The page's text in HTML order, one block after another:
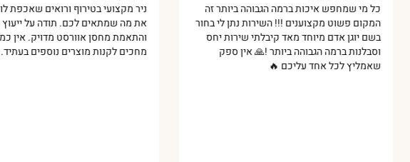
כל מי שמחפש איכות ברמה הגבוהה ביותר זה
המקום פשוט מקצוענים !!! השירות נתן לי בחור
בשם יוגן אדם מיוחד מאד קיבלתי שירות יחס
וסבלנות ברמה הגבוהה ביותר !🙏 אין ספק
שאמליץ לכל אחד עליכם 🔥‏
ניר מקצועי בטירוף ורואים שאכפת לו שתקנו
את מה שמתאים לכם. תודה על ייעוץ מקצועי
והתאמת מחסן אוורסט מדויק. אין כמוכם!
מחכים לקנות מוצרים נוספים בעתיד. 😊‏